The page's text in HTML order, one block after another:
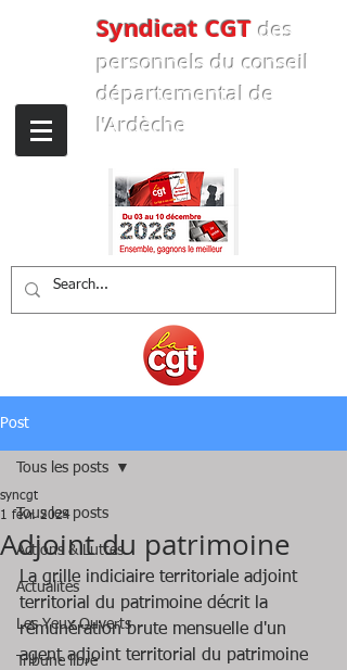
Syndicat CGT des
personnels du conseil
départemental de
l'Ardèche
Post
Tous les posts
Actions & Luttes
Actualités
Les Yeux Ouverts
Tribune libre
Tous les posts
Adjoint du patrimoine
syncgt
1 févr. 2024
La grille indiciaire territoriale adjoint
territorial du patrimoine décrit la
rémunération brute mensuelle d'un
agent adjoint territorial du patrimoine